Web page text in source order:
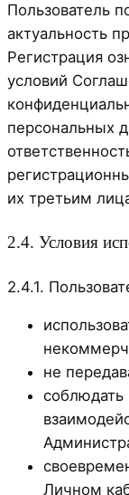
Пользователь
актуальность
Регистрация
условий
персональных
их третьим
2.4. Условия
2.4.1.
не
соблюдать
Личном